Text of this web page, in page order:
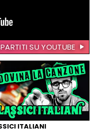
SU YOUTUBE
ITALIANI